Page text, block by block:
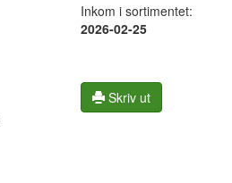
Inkom i sortimentet:
2026-02-25
Skriv ut